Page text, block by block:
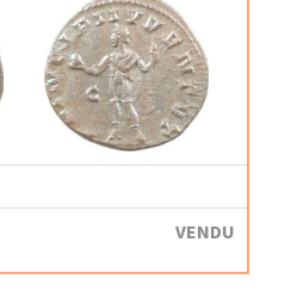
VENDU